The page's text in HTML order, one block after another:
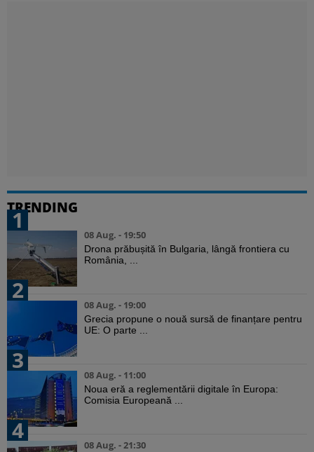
TRENDING
1
08 Aug. - 19:50
Drona prăbușită în Bulgaria, lângă frontiera cu
România, ...
2
08 Aug. - 19:00
Grecia propune o nouă sursă de finanțare pentru
UE: O parte ...
3
08 Aug. - 11:00
Noua eră a reglementării digitale în Europa:
Comisia Europeană ...
4
08 Aug. - 21:30